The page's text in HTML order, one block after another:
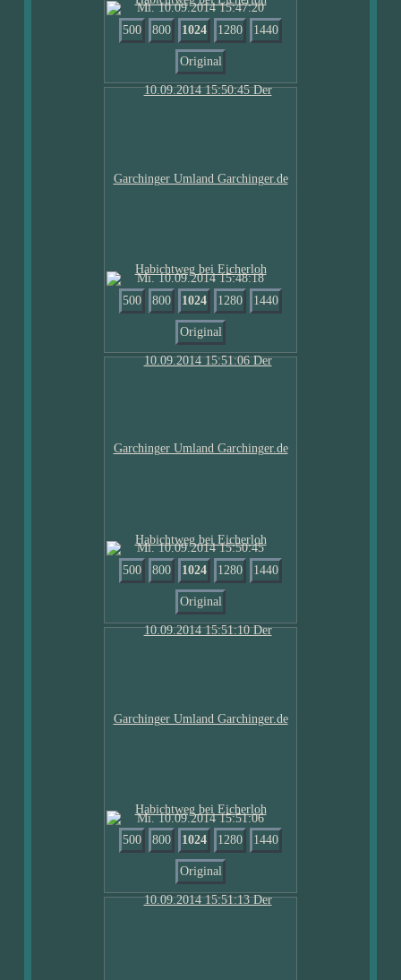
Mi. 10.09.2014 15:47:20
500
800 1024 1280 1440
Original
Mi. 10.09.2014 15:48:18
500
800 1024 1280 1440
Original
Mi. 10.09.2014 15:50:45
500
800 1024 1280 1440
Original
Mi. 10.09.2014 15:51:06
500
800 1024 1280 1440
Original